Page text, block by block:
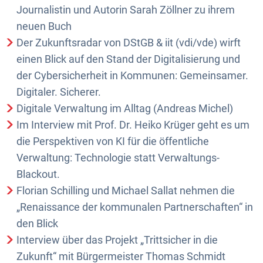
Journalistin und Autorin Sarah Zöllner zu ihrem
neuen Buch
Der Zukunftsradar von DStGB & iit (vdi/vde) wirft
einen Blick auf den Stand der Digitalisierung und
der Cybersicherheit in Kommunen: Gemeinsamer.
Digitaler. Sicherer.
Digitale Verwaltung im Alltag (Andreas Michel)
Im Interview mit Prof. Dr. Heiko Krüger geht es um
die Perspektiven von KI für die öffentliche
Verwaltung: Technologie statt Verwaltungs-
Blackout.
Florian Schilling und Michael Sallat nehmen die
„Renaissance der kommunalen Partnerschaften“ in
den Blick
Interview über das Projekt „Trittsicher in die
Zukunft“ mit Bürgermeister Thomas Schmidt